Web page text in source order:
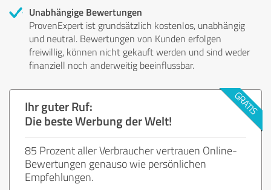
Unabhängige Bewertungen
ProvenExpert ist grundsätzlich kostenlos, unabhängig
und neutral. Bewertungen von Kunden erfolgen
freiwillig, können nicht gekauft werden und sind weder
finanziell noch anderweitig beeinflussbar.
Ihr guter Ruf:
Die beste Werbung der Welt!
85 Prozent aller Verbraucher vertrauen Online-
Bewertungen genauso wie persönlichen
Empfehlungen.